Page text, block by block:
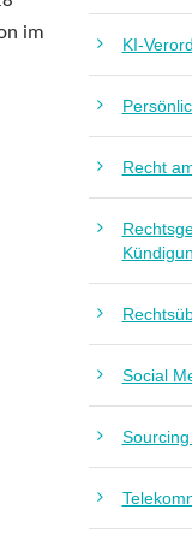
im
KI-
Recht
Social